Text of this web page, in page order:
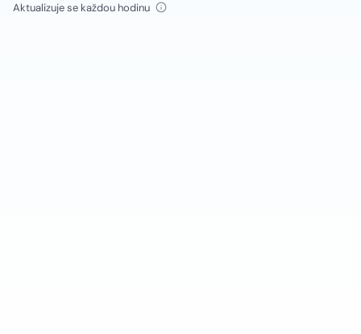
Aktualizuje se každou hodinu